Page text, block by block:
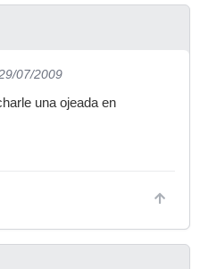
07/2009
una ojeada en